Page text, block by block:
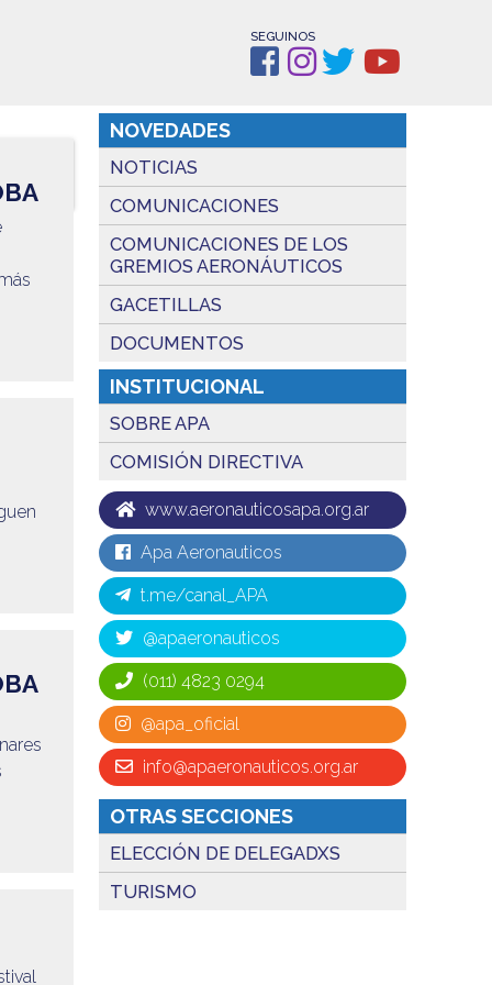
SEGUINOS
NOVEDADES
NOTICIAS
COMUNICACIONES
COMUNICACIONES DE LOS
GREMIOS AERONÁUTICOS
GACETILLAS
DOCUMENTOS
INSTITUCIONAL
SOBRE APA
COMISIÓN DIRECTIVA
www.aeronauticosapa.org.ar
Apa Aeronauticos
t.me/canal_APA
@apaeronauticos
(011) 4823 0294
@apa_oficial
info@apaeronauticos.org.ar
OTRAS SECCIONES
ELECCIÓN DE DELEGADXS
TURISMO